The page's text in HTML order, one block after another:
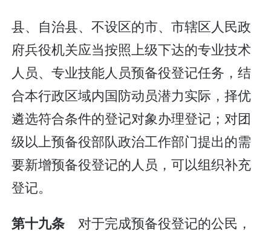
县、自治县、不设区的市、市辖区人民政
府兵役机关应当按照上级下达的专业技术
人员、专业技能人员预备役登记任务，结
合本行政区域内国防动员潜力实际，择优
遴选符合条件的登记对象办理登记；对团
级以上预备役部队政治工作部门提出的需
要新增预备役登记的人员，可以组织补充
登记。
第十九条对于完成预备役登记的公民，